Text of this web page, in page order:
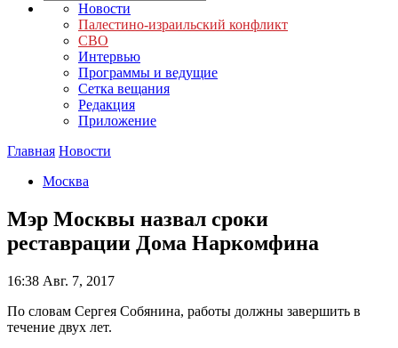
Новости
Палестино-израильский конфликт
СВО
Интервью
Программы и ведущие
Сетка вещания
Редакция
Приложение
Главная Новости
Москва
Мэр Москвы назвал сроки
реставрации Дома Наркомфина
16:38 Авг. 7, 2017
По словам Сергея Собянина, работы должны завершить в
течение двух лет.